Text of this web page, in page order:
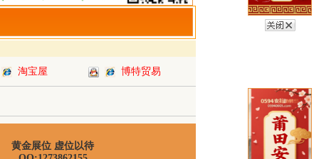
淘宝屋 博特贸易
黄金展位 虚位以待